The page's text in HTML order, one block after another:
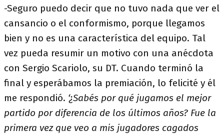
-Seguro puedo decir que no tuvo nada que ver el
cansancio o el conformismo, porque llegamos
bien y no es una característica del equipo. Tal
vez pueda resumir un motivo con una anécdota
con Sergio Scariolo, su DT. Cuando terminó la
final y esperábamos la premiación, lo felicité y él
me respondió. ‘¿Sabés por qué jugamos el mejor
partido por diferencia de los últimos años? Fue la
primera vez que veo a mis jugadores cagados